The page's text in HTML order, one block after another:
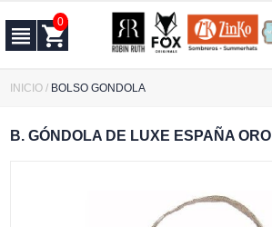
0
INICIO / BOLSO GONDOLA
B. GÓNDOLA DE LUXE ESPAÑA ORO